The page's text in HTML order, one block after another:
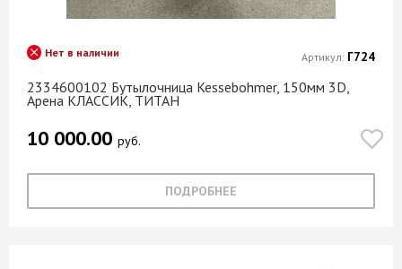
2334600102 Бутылочница Kessebohmer, 150мм 3D,
Арена КЛАССИК, ТИТАН
Нет в наличии
10 000.00 руб.
ПОДРОБНЕЕ
Артикул: Г724